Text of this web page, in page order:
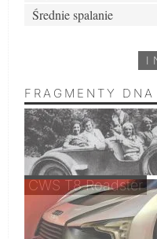
Średnie spalanie
FRAGMENTY DNA
CWS T8 Roadster